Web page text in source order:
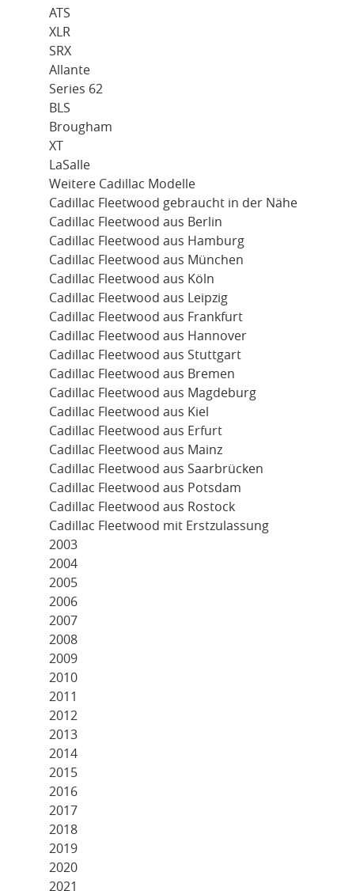
ATS
XLR
SRX
Allante
Series 62
BLS
Brougham
XT
LaSalle
Weitere Cadillac Modelle
Cadillac Fleetwood gebraucht in der Nähe
Cadillac Fleetwood aus Berlin
Cadillac Fleetwood aus Hamburg
Cadillac Fleetwood aus München
Cadillac Fleetwood aus Köln
Cadillac Fleetwood aus Leipzig
Cadillac Fleetwood aus Frankfurt
Cadillac Fleetwood aus Hannover
Cadillac Fleetwood aus Stuttgart
Cadillac Fleetwood aus Bremen
Cadillac Fleetwood aus Magdeburg
Cadillac Fleetwood aus Kiel
Cadillac Fleetwood aus Erfurt
Cadillac Fleetwood aus Mainz
Cadillac Fleetwood aus Saarbrücken
Cadillac Fleetwood aus Potsdam
Cadillac Fleetwood aus Rostock
Cadillac Fleetwood mit Erstzulassung
2003
2004
2005
2006
2007
2008
2009
2010
2011
2012
2013
2014
2015
2016
2017
2018
2019
2020
2021